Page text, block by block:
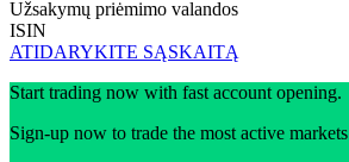
Užsakymų priėmimo valandos
ISIN
ATIDARYKITE SĄSKAITĄ
Start trading now with fast account opening.
Sign-up now to trade the most active markets